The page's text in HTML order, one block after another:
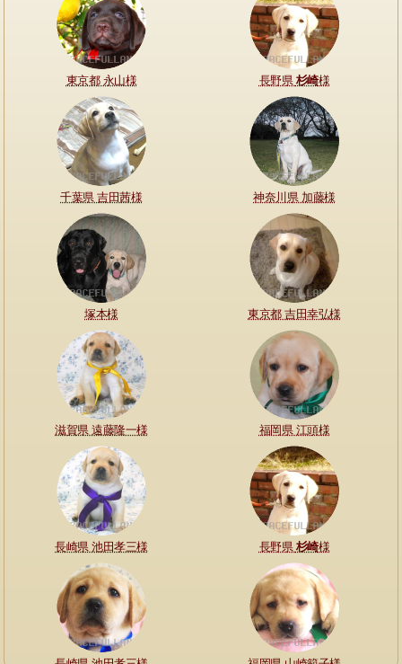
東京都 永山様 長野県 杉崎様
千葉県 吉田茜様 神奈川県 加藤様
塚本様 東京都 吉田幸弘様
滋賀県 遠藤隆一様 福岡県 江頭様
長崎県 池田孝三様 長野県 杉崎様